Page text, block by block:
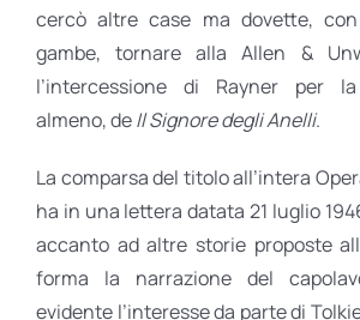
cercò altre case ma dovette,
gambe, tornare alla Allen &
l’intercessione di Rayner per la
almeno, deIl Signore degli Anelli.
La comparsa del titolo all’intera
ha in una lettera datata 21 luglio
accanto ad altre storie proposte
forma la narrazione del
evidente l’interesse da parte di